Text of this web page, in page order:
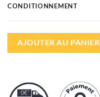
CONDITIONNEMENT
AJOUTER AU PANIER